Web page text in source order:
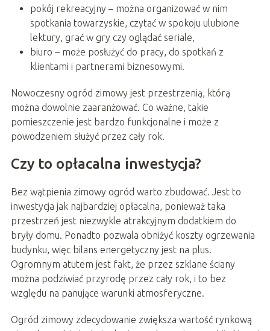
pokój rekreacyjny – można organizować w nim
spotkania towarzyskie, czytać w spokoju ulubione
lektury, grać w gry czy oglądać seriale,
biuro – może posłużyć do pracy, do spotkań z
klientami i partnerami biznesowymi.
Nowoczesny ogród zimowy jest przestrzenią, którą
można dowolnie zaaranżować. Co ważne, takie
pomieszczenie jest bardzo funkcjonalne i może z
powodzeniem służyć przez cały rok.
Czy to opłacalna inwestycja?
Bez wątpienia zimowy ogród warto zbudować. Jest to
inwestycja jak najbardziej opłacalna, ponieważ taka
przestrzeń jest niezwykle atrakcyjnym dodatkiem do
bryły domu. Ponadto pozwala obniżyć koszty ogrzewania
budynku, więc bilans energetyczny jest na plus.
Ogromnym atutem jest fakt, że przez szklane ściany
można podziwiać przyrodę przez cały rok, i to bez
względu na panujące warunki atmosferyczne.
Ogród zimowy zdecydowanie zwiększa wartość rynkową